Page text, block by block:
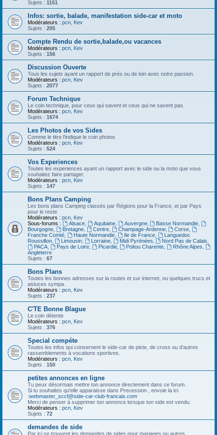
Sujets : 1151
Infos: sortie, balade, manifestation side-car et moto
Modérateurs : pcn Kev
Sujets : 205
Compte Rendu de sortie,balade,ou vacances
Modérateurs : pcn Kev
Sujets : 156
Discussion Ouverte
Tous les sujets ayant un rapport de près ou de loin avec notre passion.
Modérateurs : pcn Kev
Sujets : 2077
Forum Technique
Le coin technique, pour ceux qui savent et ceux qui ne savent pas.
Modérateurs : pcn Kev
Sujets : 1674
Les Photos de vos Sides
Comme le titre l'indique le coin photos
Modérateurs : pcn Kev
Sujets : 524
Vos Experiences
Toutes les experiences ayant un rapport avec le side ou la moto que vous
souhaitez faire partager.
Modérateurs : pcn Kev
Sujets : 147
Bons Plans Camping
Les bons plans Camping classés par Régions pour la France, et par Pays
pour le reste
Modérateurs : pcn Kev
Sous-forums :
Alsace, Aquitaine, Auvergne, Basse Normandie
Bourgogne
Bretagne, Centre, Champage-Ardenne, Corse
Franche Comté
Haute Normandie, Ile de France,
Languedoc
Roussillon
Limousin, Lorraine, Midi Pyrénées Nord Pas de Calais
PACA, Pays de Loire, Picardie, Poitou Charente Rhône Alpes
Angleterre
Sujets : 67
Bons Plans
Toutes les bonnes adresses sur la routes et sur internet, ou quelques trucs et
astuces sympa.
Modérateurs : pcn Kev
Sujets : 237
C'TE Bonne Blague
Le coin détente
Modérateurs : pcn Kev
Sujets : 376
Special compéte
Toutes les infos qui consernent le side-car de piste, de cross ou d'autres
rassemblements à vocations sportives.
Modérateurs : pcn Kev
Sujets : 150
petites annonces en ligne
Tu peux désormais mettre ton annonce directement dans ce forum.
Si tu souhaites qu'elle apparaisse dans Precession , envoie la ici
:webmaster_sccf@side-car-club-francais.com
Merci de penser à supprimer ton annonce lorsque ton side est vendu.
Modérateurs : pcn Kev
Sujets : 72
demandes de side
Par ici se trouvent les demandes de sides pour mariages ou autres